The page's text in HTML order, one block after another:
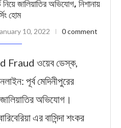
নিয়ে জালিয়াতির অভিযোগ, নিশানায়
হোম
10, 2022 0 comment
ওয়েব ডেস্ক,
পূর্ব মেদিনীপুরের
জালিয়াতির অভিযোগ।
এর বাসিন্দা শংকর